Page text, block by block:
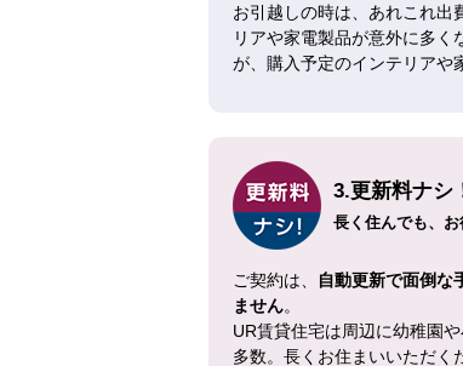
お引越しの時は、あれこれ出
リアや家電製品が意外に多
が、購入予定のインテリアや
3.更新料ナシ
長く住んでも、お
ご契約は、
自動更新で面倒な
ません。
UR賃貸住宅は周辺に幼稚園
多数。長くお住まいいただく